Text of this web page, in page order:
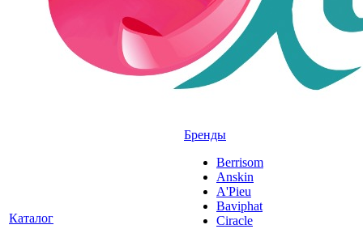
Каталог
Бренды
Berrisom
Anskin
A'Pieu
Baviphat
Ciracle